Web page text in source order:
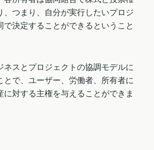
、つまり、自分が実行したいプロジ
で決定することができるということ
ネスとプロジェクトの協調モデルに
とで、ユーザー、労働者、所有者に
に対する主権を与えることができま